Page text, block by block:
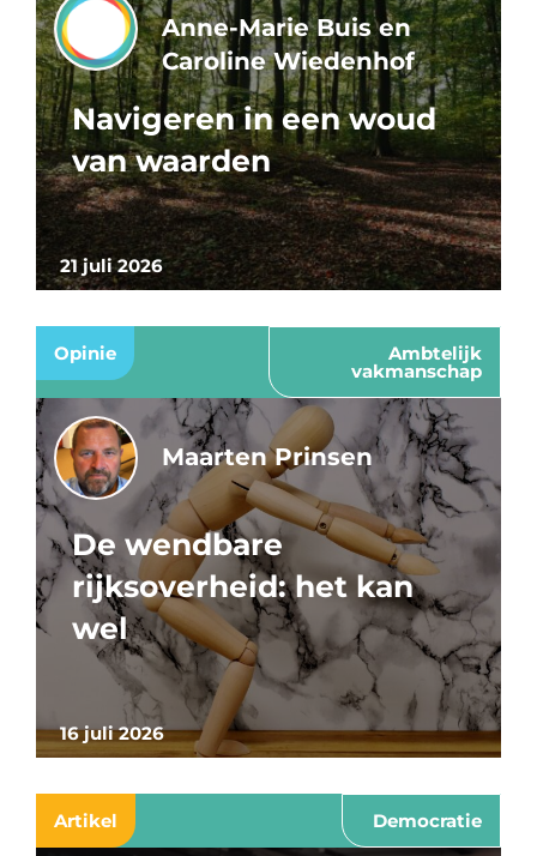
21 juli 2026
Anne-Marie Buis en
Caroline Wiedenhof
Navigeren in een woud
van waarden
Opinie Ambtelijk
vakmanschap
16 juli 2026
Maarten Prinsen
De wendbare
rijksoverheid: het kan
wel
Artikel Democratie